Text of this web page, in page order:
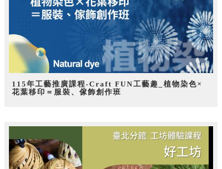
115年工藝推廣課程-Craft FUN工藝趣_植物染色×
花葉移印＝服裝、傢飾創作班